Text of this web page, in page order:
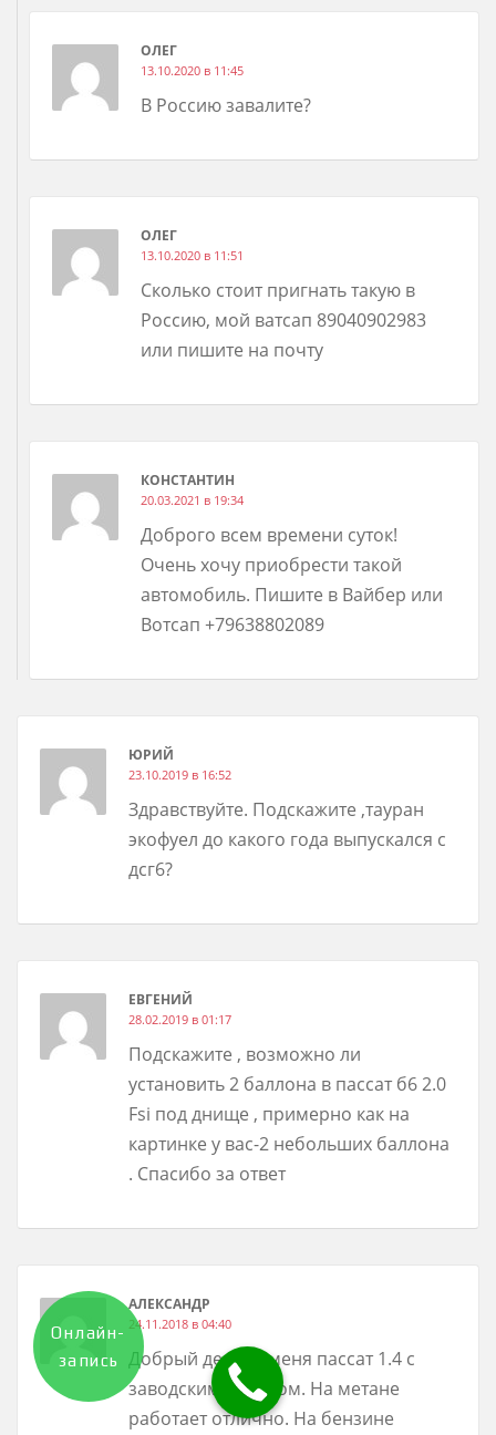
ОЛЕГ
13.10.2020 в 11:45
В Россию завалите?
ОЛЕГ
13.10.2020 в 11:51
Сколько стоит пригнать такую в
Россию, мой ватсап 89040902983
или пишите на почту
КОНСТАНТИН
20.03.2021 в 19:34
Доброго всем времени суток!
Очень хочу приобрести такой
автомобиль. Пишите в Вайбер или
Вотсап +79638802089
ЮРИЙ
23.10.2019 в 16:52
Здравствуйте. Подскажите ,тауран
экофуел до какого года выпускался с
дсг6?
ЕВГЕНИЙ
28.02.2019 в 01:17
Подскажите , возможно ли
установить 2 баллона в пассат б6 2.0
Fsi под днище , примерно как на
картинке у вас-2 небольших баллона
. Спасибо за ответ
АЛЕКСАНДР
24.11.2018 в 04:40
Добрый день! У меня пассат 1.4 с
заводским метаном. На метане
работает отлично. На бензине
Онлайн-
запись